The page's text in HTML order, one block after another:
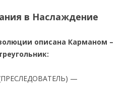
в Наслаждение
описана Карманом –
—